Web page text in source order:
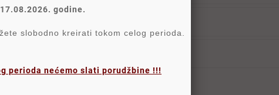
godine.
slobodno kreirati tokom celog perioda.
perioda nećemo slati porudžbine !!!